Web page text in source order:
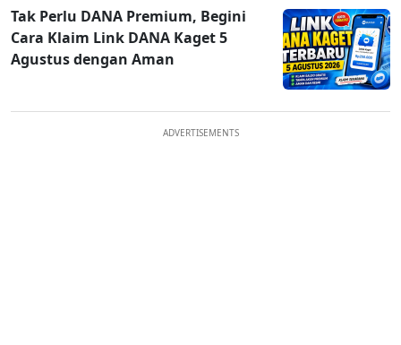
Tak Perlu DANA Premium, Begini
Cara Klaim Link DANA Kaget 5
Agustus dengan Aman
ADVERTISEMENTS